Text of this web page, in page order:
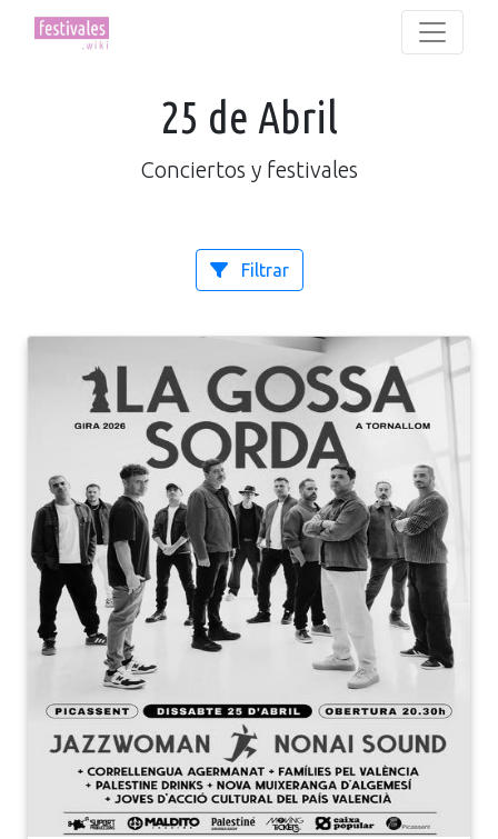
25 de Abril
Conciertos y festivales
Filtrar